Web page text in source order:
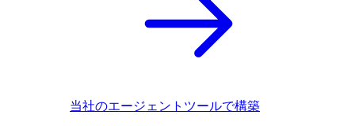
当社のエージェントツールで構築